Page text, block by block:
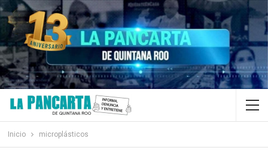
Inicio microplásticos